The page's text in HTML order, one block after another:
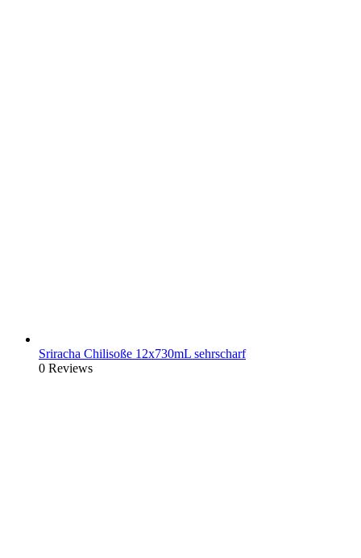
Sriracha Chilisoße 12x730mL sehrscharf
0 Reviews